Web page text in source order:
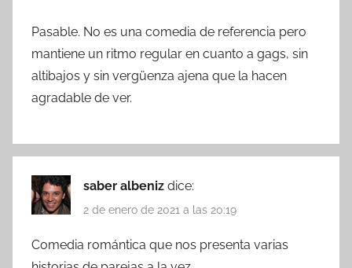
Pasable. No es una comedia de referencia pero
mantiene un ritmo regular en cuanto a gags, sin
altibajos y sin vergüenza ajena que la hacen
agradable de ver.
saber albeniz dice:
2 de enero de 2021 a las 20:19
Comedia romántica que nos presenta varias